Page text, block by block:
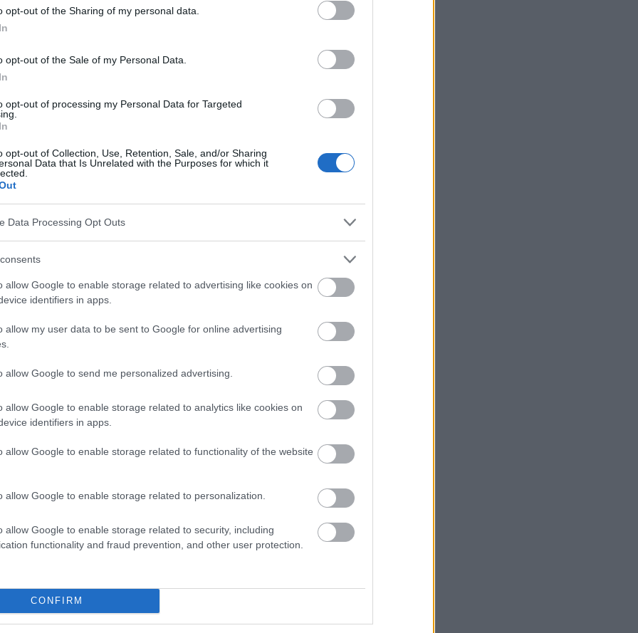
opt-out of the Sharing of my personal data.
opt-out of the Sale of my Personal Data.
opt-out of processing my Personal Data for Targeted
opt-out of Collection, Use, Retention, Sale, and/or Sharing
Data that Is Unrelated with the Purposes for which it
Data Processing Opt Outs
allow Google to enable storage related to advertising like cookies on
identifiers in apps.
allow my user data to be sent to Google for online advertising
allow Google to send me personalized advertising.
allow Google to enable storage related to analytics like cookies on
identifiers in apps.
allow Google to enable storage related to functionality of the website
allow Google to enable storage related to personalization.
allow Google to enable storage related to security, including
functionality and fraud prevention, and other user protection.
CONFIRM
zu funktionieren. Er hilft bei der Regeneration,
Eine regelmäßige Schlafenszeit mag
jeder leisten kann.
und unser Wohlbefinden. Während des Schlafs
darunter REM- und Tiefschlafphasen, die für die
unerlässlich sind.
ins Bett zu gehen und jeden Tag zur gleichen
biologische Uhr mit unserem Tagesrhythmus zu
und allgemeinem Wohlbefinden führt.
mit sich bringen, darunter eine bessere
und ein geringeres Risiko für viele
konsequenten Schlafenszeit
Lebensfaktoren wie Arbeit, Familie
Schlafenszeit einzuhalten. In solchen
zu finden, der es ermöglicht, die regelmäßigen